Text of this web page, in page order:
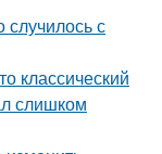
случилось с
классический
слишком